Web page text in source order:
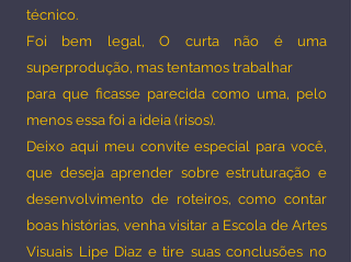
técnico.
Foi bem legal, O curta não é uma
superprodução, mas tentamos trabalhar
para que ficasse parecida como uma, pelo
menos essa foi a ideia (risos).
Deixo aqui meu convite especial para você,
que deseja aprender sobre estruturação e
desenvolvimento de roteiros, como contar
boas histórias, venha visitar a Escola de Artes
Visuais Lipe Diaz e tire suas conclusões no